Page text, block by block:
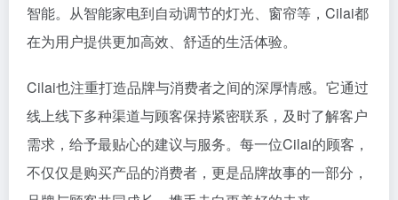
智能。从智能家电到自动调节的灯光、窗帘等，Cilai都
在为用户提供更加高效、舒适的生活体验。
Cilai也注重打造品牌与消费者之间的深厚情感。它通过
线上线下多种渠道与顾客保持紧密联系，及时了解客户
需求，给予最贴心的建议与服务。每一位Cilai的顾客，
不仅仅是购买产品的消费者，更是品牌故事的一部分，